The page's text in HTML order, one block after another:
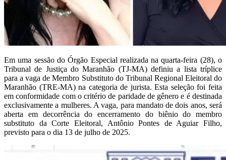
Em uma sessão do Órgão Especial realizada na quarta-feira (28), o
Tribunal de Justiça do Maranhão (TJ-MA) definiu a lista tríplice
para a vaga de Membro Substituto do Tribunal Regional Eleitoral do
Maranhão (TRE-MA) na categoria de jurista. Esta seleção foi feita
em conformidade com o critério de paridade de gênero e é destinada
exclusivamente a mulheres. A vaga, para mandato de dois anos, será
aberta em decorrência do encerramento do biênio do membro
substituto da Corte Eleitoral, Antônio Pontes de Aguiar Filho,
previsto para o dia 13 de julho de 2025.